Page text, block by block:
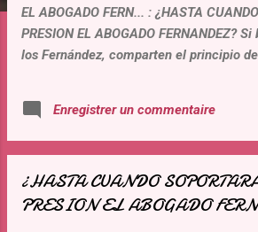
EL ABOGADO FERN... : ¿HASTA
PRESION EL ABOGADO FERNANDEZ?
los Fernández, comparten el principio
Enregistrer un commentaire
¿HASTA CUANDO
PRESION EL ABOGADO